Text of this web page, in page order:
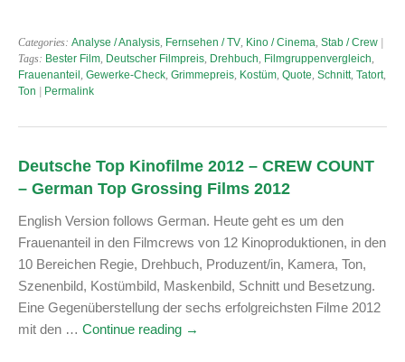
Categories: Analyse / Analysis, Fernsehen / TV, Kino / Cinema, Stab / Crew
Tags: Bester Film, Deutscher Filmpreis, Drehbuch, Filmgruppenvergleich,
Frauenanteil , Gewerke-Check, Grimmepreis, Kostüm, Quote, Schnitt, Tatort,
Ton
Permalink
Deutsche Top Kinofilme 2012 – CREW COUNT
– German Top Grossing Films 2012
English Version follows German. Heute geht es um den
Frauenanteil in den Filmcrews von 12 Kinoproduktionen, in den
10 Bereichen Regie, Drehbuch, Produzent/in, Kamera, Ton,
Szenenbild, Kostümbild, Maskenbild, Schnitt und Besetzung.
Eine Gegenüberstellung der sechs erfolgreichsten Filme 2012
mit den … Continue reading →